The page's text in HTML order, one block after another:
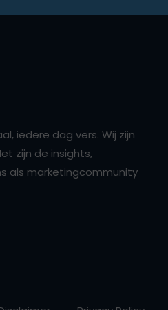
iedere dag vers. Wij zijn
zijn de insights,
als marketingcommunity